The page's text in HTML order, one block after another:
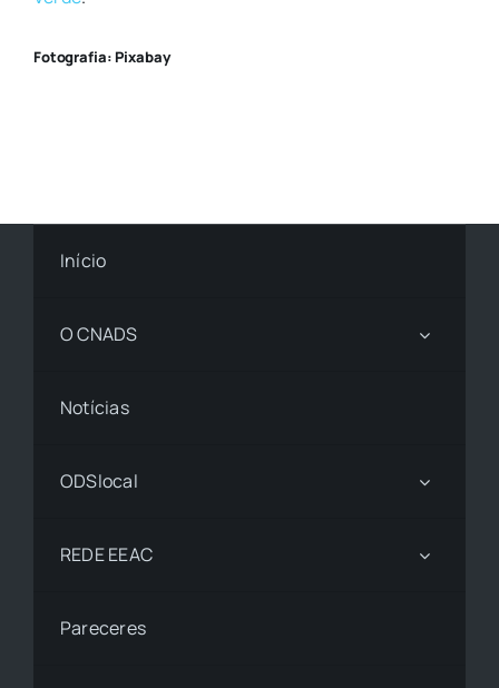
Fotografia: Pixabay
Início
O CNADS
Notícias
ODSlocal
REDE EEAC
Pareceres